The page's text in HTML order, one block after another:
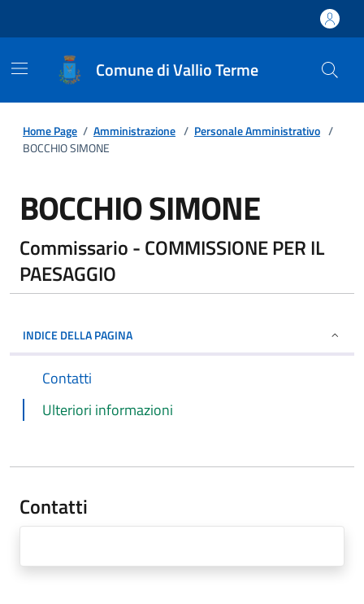
Comune di Vallio Terme
Home Page / Amministrazione / Personale Amministrativo /
BOCCHIO SIMONE
BOCCHIO SIMONE
Commissario - COMMISSIONE PER IL
PAESAGGIO
INDICE DELLA PAGINA
Contatti
Ulteriori informazioni
Contatti